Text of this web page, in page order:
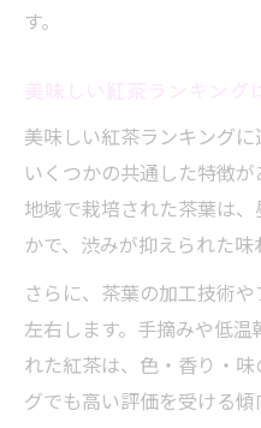
す。
美味しい紅茶ランキングに
いくつかの共通した特徴
地域で栽培された茶葉は
かで、渋みが抑えられた味
さらに、茶葉の加工技術
左右します。手摘みや低
れた紅茶は、色・香り・
グでも高い評価を受ける傾